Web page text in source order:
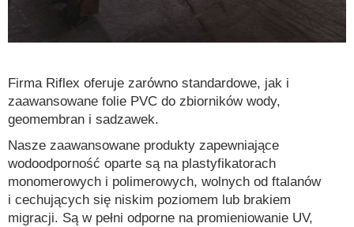
Firma Riflex oferuje zarówno standardowe, jak i
zaawansowane folie PVC do zbiorników wody,
geomembran i sadzawek.
Nasze zaawansowane produkty zapewniające
wodoodporność oparte są na plastyfikatorach
monomerowych i polimerowych, wolnych od ftalanów
i cechujących się niskim poziomem lub brakiem
migracji. Są w pełni odporne na promieniowanie UV,